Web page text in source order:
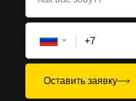
+7
Оставить заявку